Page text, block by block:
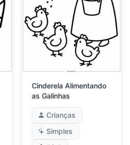
Cinderela Alimentando
as Galinhas
Crianças
Simples